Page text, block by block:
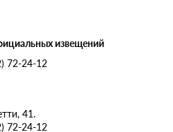
извещений
72-24-12
41.
72-24-12